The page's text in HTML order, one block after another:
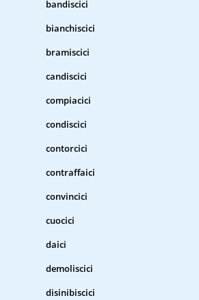
bandiscici
bianchiscici
bramiscici
candiscici
compiacici
condiscici
contorcici
contraffaici
convincici
cuocici
daici
demoliscici
disinibiscici